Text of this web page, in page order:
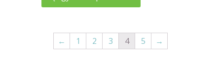
← 1 2 3 4 5 →